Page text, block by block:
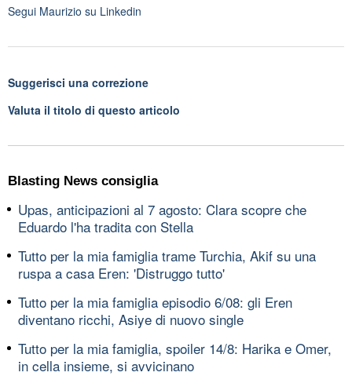
Segui Maurizio su Linkedin
Suggerisci una correzione
Valuta il titolo di questo articolo
Blasting News consiglia
Upas, anticipazioni al 7 agosto: Clara scopre che
Eduardo l'ha tradita con Stella
Tutto per la mia famiglia trame Turchia, Akif su una
ruspa a casa Eren: 'Distruggo tutto'
Tutto per la mia famiglia episodio 6/08: gli Eren
diventano ricchi, Asiye di nuovo single
Tutto per la mia famiglia, spoiler 14/8: Harika e Omer,
in cella insieme, si avvicinano